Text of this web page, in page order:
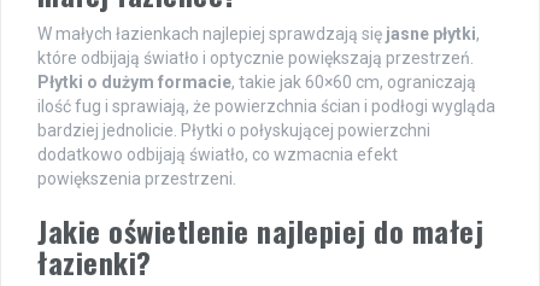
W małych łazienkach najlepiej sprawdzają się jasne płytki,
które odbijają światło i optycznie powiększają przestrzeń.
Płytki o dużym formacie, takie jak 60×60 cm, ograniczają
ilość fug i sprawiają, że powierzchnia ścian i podłogi wygląda
bardziej jednolicie. Płytki o połyskującej powierzchni
dodatkowo odbijają światło, co wzmacnia efekt
powiększenia przestrzeni.
Jakie oświetlenie najlepiej do małej
łazienki?